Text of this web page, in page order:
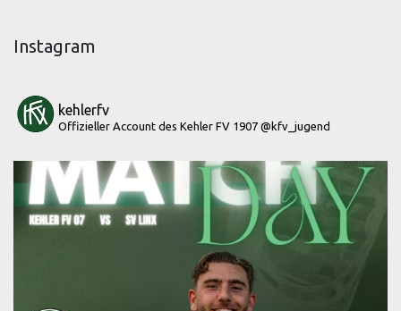
Instagram
kehlerfv
Offizieller Account des Kehler FV 1907 @kfv_jugend